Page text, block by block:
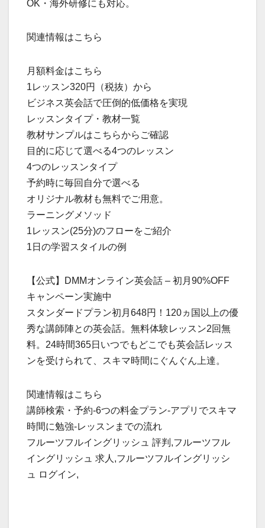
OK・海外研修にも対応。
関連情報はこちら
月額料金はこちら
1レッスン320円（税抜）から
ビジネス英会話で圧倒的低価格を実現
レッスンタイプ・教材一覧
教材サンプルはこちらからご確認
目的に応じて選べる4つのレッスン
4つのレッスンタイプ
予約時に毎回自分で選べる
オリジナル教材も無料でご用意。
ラーニングメソッド
1レッスン(25分)のフローをご紹介
1日の学習スタイルの例
【公式】DMMオンライン英会話 – 初月90%OFF
キャンペーン実施中
スタンダードプラン初月648円！120ヵ国以上の優
秀な講師陣との英会話。無料体験レッスン2回無
料。24時間365日いつでもどこでも英会話レッス
ンを受けられて、スキマ時間にぐんぐん上達。
関連情報はこちら
講師検索・予約-6つの料金プラン-アプリでスキマ
時間に勉強-レッスンまでの流れ
フルーツフルイングリッシュ 評判,フルーツフル
イングリッシュ 求人,フルーツフルイングリッシ
ュ ログイン,